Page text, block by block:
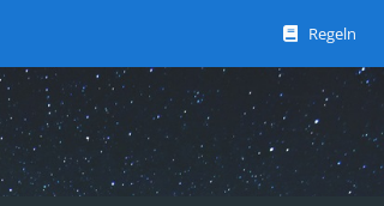
Regeln